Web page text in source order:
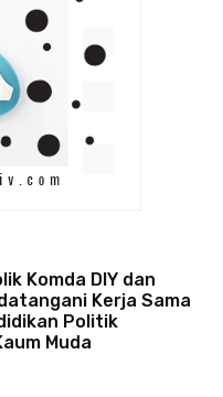
Komda DIY dan
Kerja Sama
Politik
Muda